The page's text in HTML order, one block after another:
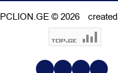
PCLION.GE © 2026